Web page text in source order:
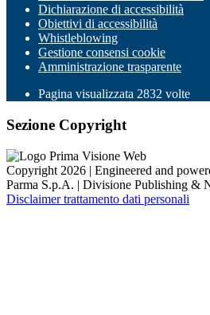
Dichiarazione di accessibilità
Obiettivi di accessibilità
Whistleblowing
Gestione consensi cookie
Amministrazione trasparente
Pagina visualizzata 2832 volte
Sezione Copyright
Copyright 2026 | Engineered and
Parma S.p.A. | Divisione Publishing &
Disclaimer trattamento dati personali